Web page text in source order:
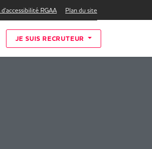
RGAA Plan du site
JE SUIS RECRUTEUR